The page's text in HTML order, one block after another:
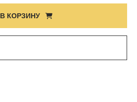
В КОРЗИНУ